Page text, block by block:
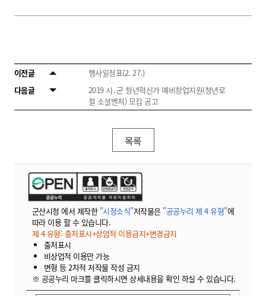
이전글
행사일정표(2. 27.)
다음글
2019 시․군 청년혁신가 예비창업지원(청년로
컬 소셜벤처) 모집 공고
목록
군산시청 에서 제작한 "시정소식"저작물은 "공공누리 제 4 유형"에
따라 이용 할 수 있습니다.
제 4 유형: 출처표시+상업적 이용금지+변경금지
출처표시
비상업적 이용만 가능
변형 등 2차적 저작물 작성 금지
※ 공공누리 마크를 클릭하시면 상세내용을 확인 하실 수 있습니다.